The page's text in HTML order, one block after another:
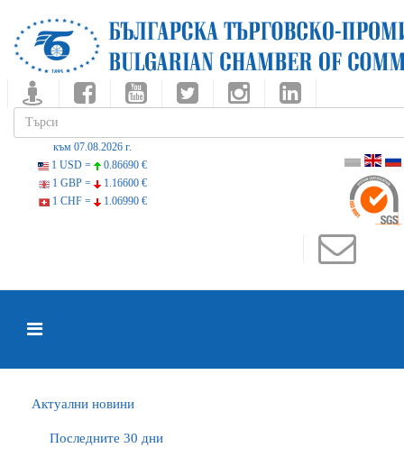
към 07.08.2026 г.
1 USD =
0.86690 €
1 GBP =
1.16600 €
1 CHF =
1.06990 €
Актуални новини
Последните 30 дни